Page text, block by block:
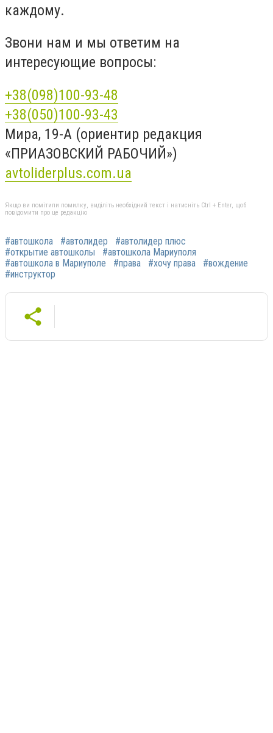
каждому.
Звони нам и мы ответим на
интересующие вопросы:
+38(098)100-93-48
+38(050)100-93-43
Мира, 19-А (ориентир редакция
«ПРИАЗОВСКИЙ РАБОЧИЙ»)
avtoliderplus.com.ua
Якщо ви помітили помилку, виділіть необхідний текст і натисніть Ctrl + Enter, щоб
повідомити про це редакцію
#автошкола #автолидер
#автолидер плюс
#открытие автошколы
#автошкола Мариуполя
#автошкола в Мариуполе
#права #хочу права
#вождение
#инструктор